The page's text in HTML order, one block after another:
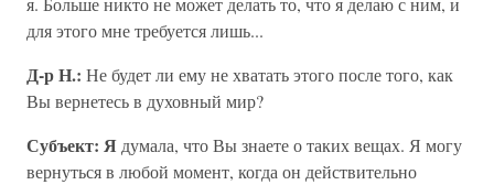
для этого мне требуется лишь...
Д-р Н.: Не будет ли ему не хватать этого после того, как
Вы вернетесь в духовный мир?
Субъект: Я думала, что Вы знаете о таких вещах. Я могу
вернуться в любой момент, когда он действительно